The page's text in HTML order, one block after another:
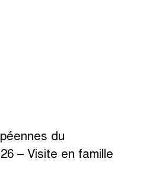
du
– Visite en famille